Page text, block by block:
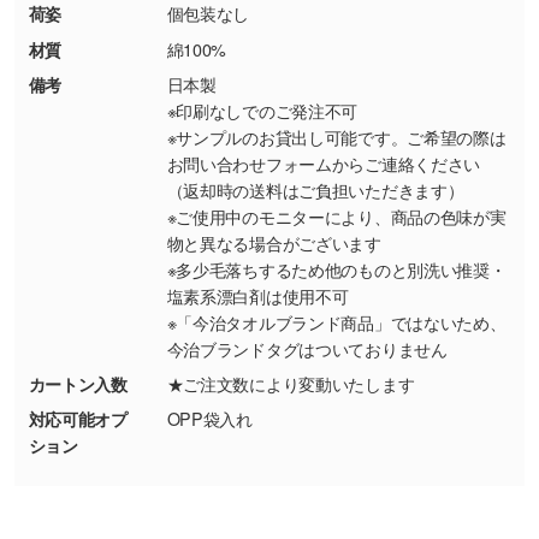
・持っているデータの背景が足りない／塗り足
しの作り方が分からない
印刷したいデータが印刷範囲よりも小さい場
合、シンプルな色・柄の背景であれば拡張が可
詳しく見る
・デザインにQRコードを入れたい／QRコード
を生成してほしい
URLをご指定いただければ、QRコードを生成
いたします。配置のご相談にも応じています。
詳しく見る
荷姿
個包装なし
材質
綿100%
備考
日本製
※印刷なしでのご発注不可
※サンプルのお貸出し可能です。ご希望の際は
お問い合わせフォームからご連絡ください
（返却時の送料はご負担いただきます）
※ご使用中のモニターにより、商品の色味が実
物と異なる場合がございます
※多少毛落ちするため他のものと別洗い推奨・
塩素系漂白剤は使用不可
※「今治タオルブランド商品」ではないため、
今治ブランドタグはついておりません
カートン入数
★ご注文数により変動いたします
対応可能オプ
ション
OPP袋入れ